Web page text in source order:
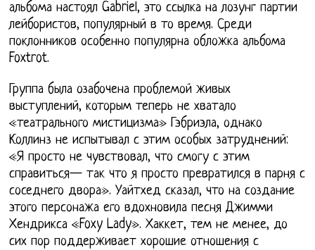
альбома настоял Gabriel, это ссылка на лозунг партии
лейбористов, популярный в то время. Среди
поклонников особенно популярна обложка альбома
Foxtrot.
Группа была озабочена проблемой живых
выступлений, которым теперь не хватало
«театрального мистицизма» Гэбриэла, однако
Коллинз не испытывал с этим особых затруднений:
«Я просто не чувствовал, что смогу с этим
справиться— так что я просто превратился в парня с
соседнего двора». Уайтхед сказал, что на создание
этого персонажа его вдохновила песня Джимми
Хендрикса «Foxy Lady». Хаккет, тем не менее, до
сих пор поддерживает хорошие отношения с